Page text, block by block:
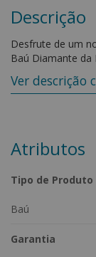
Descrição
Desfrute de um
Baú Diamante da
o conceito de
oferece espaço
Características:
-Estrutura em
-Altura: 47 cm
- Largura: 88 cm
Ver descrição
Atributos
Tipo de Produto
Baú
Garantia